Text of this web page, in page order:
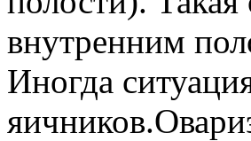
внутренним
Иногда